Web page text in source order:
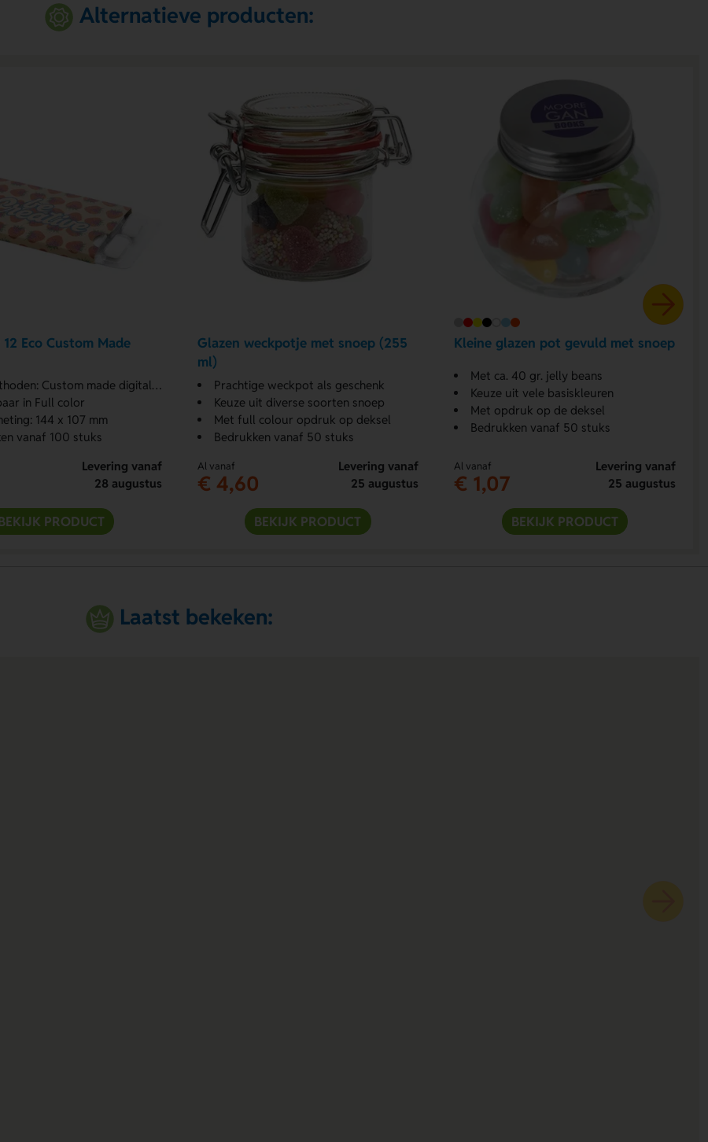
Alternatieve producten:
Eco Custom Made
made digitale print en Individuele namen Papieren inlay
in Full color
144 x 107 mm
vanaf 100 stuks
Levering vanaf
28 augustus
PRODUCT
Glazen weckpotje met snoep (255
ml)
Prachtige weckpot als geschenk
Keuze uit diverse soorten snoep
Met full colour opdruk op deksel
Bedrukken vanaf 50 stuks
Al vanaf
€ 4,60
Levering vanaf
25 augustus
BEKIJK PRODUCT
Kleine glazen pot gevuld met snoep
Met ca. 40 gr. jelly beans
Keuze uit vele basiskleuren
Met opdruk op de deksel
Bedrukken vanaf 50 stuks
Al vanaf
€ 1,07
Levering vanaf
25 augustus
BEKIJK PRODUCT
Laatst bekeken: